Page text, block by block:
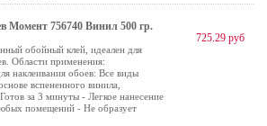
Момент 756740 Винил 500 гр.
обойный клей, идеален для
Области применения:
наклеивания обоев: Все виды
вспененного винила,
за 3 минуты - Легкое нанесение
помещений - Не образует
725.29 руб